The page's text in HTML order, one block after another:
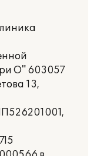
О" 603057
13,